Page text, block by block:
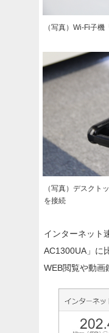
（写真）Wi-Fi子機
（写真）デスクト
を接続
インターネット
AC1300UA」に
WEB閲覧や動画